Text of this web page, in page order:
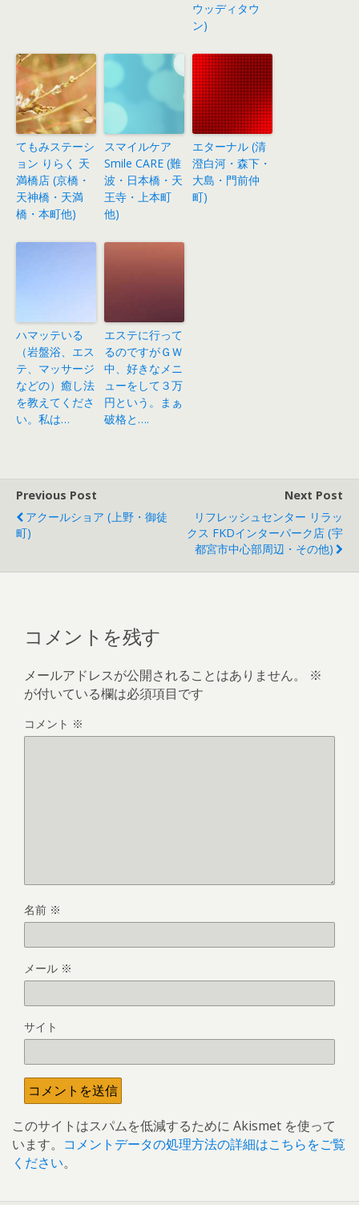
ウッディタウ
ン)
てもみステーシ
ョン りらく 天
満橋店 (京橋・
天神橋・天満
橋・本町他)
スマイルケア
Smile CARE (難
波・日本橋・天
王寺・上本町
他)
エターナル (清
澄白河・森下・
大島・門前仲
町)
ハマッテいる
（岩盤浴、エス
テ、マッサージ
などの）癒し法
を教えてくださ
い。私は…
エステに行って
るのですがＧＷ
中、好きなメニ
ューをして３万
円という。まぁ
破格と….
Previous Post
アクールショア (上野・御徒
町)
Next Post
リフレッシュセンター リラッ
クス FKDインターパーク店 (宇
都宮市中心部周辺・その他)
コメントを残す
メールアドレスが公開されることはありません。
※
が付いている欄は必須項目です
コメント ※
名前 ※
メール ※
サイト
このサイトはスパムを低減するために Akismet を使って
います。 コメントデータの処理方法の詳細はこちらをご覧
ください。